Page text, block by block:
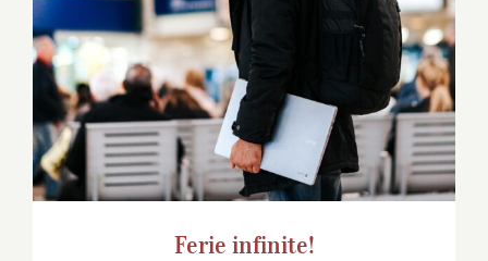
Ferie infinite!
Ferie infinite!